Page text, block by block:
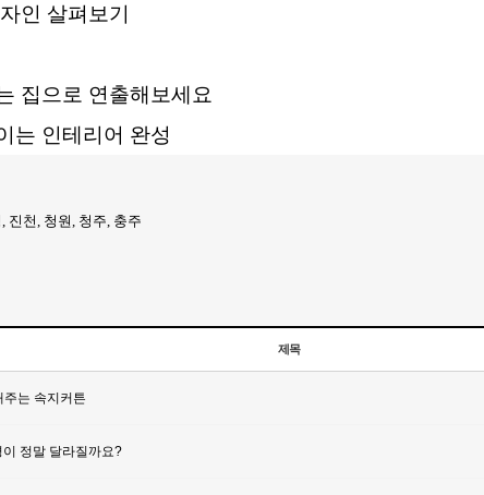
인 살펴보기
집으로 연출해보세요
는 인테리어 완성
진천, 청원, 청주, 충주
제목
주는 속지커튼
정말 달라질까요?